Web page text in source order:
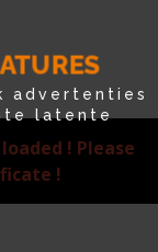
advertenties
latente
! Please
!